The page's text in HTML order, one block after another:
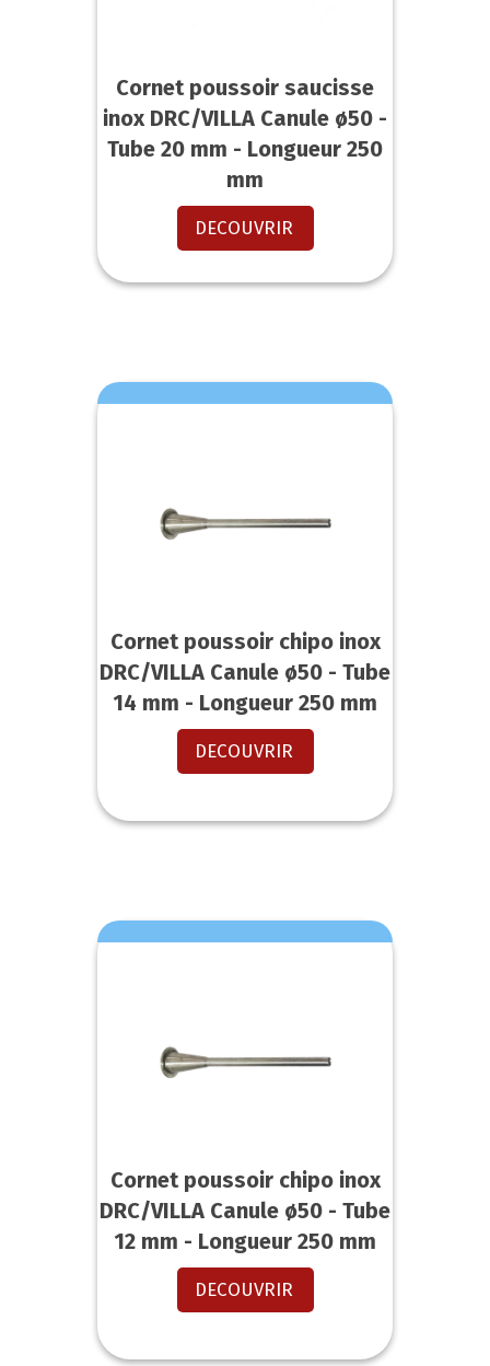
Cornet poussoir saucisse
inox DRC/VILLA Canule ø50 -
Tube 20 mm - Longueur 250
mm
DECOUVRIR
Cornet poussoir chipo inox
DRC/VILLA Canule ø50 - Tube
14 mm - Longueur 250 mm
DECOUVRIR
Cornet poussoir chipo inox
DRC/VILLA Canule ø50 - Tube
12 mm - Longueur 250 mm
DECOUVRIR